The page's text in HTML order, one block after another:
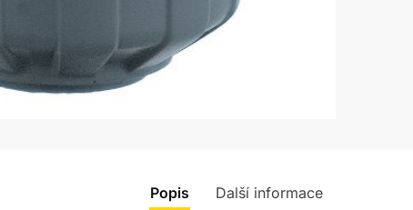
Popis Další informace